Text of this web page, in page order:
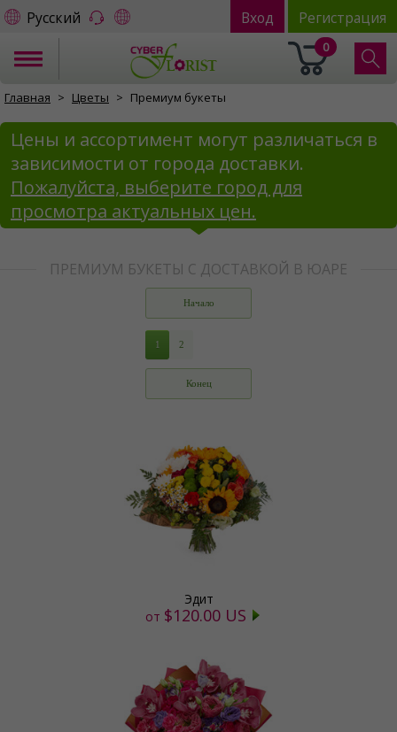
Русский Вход Регистрация
0
Главная Цветы Премиум букеты
Цены и ассортимент могут различаться в
зависимости от города доставки.
Пожалуйста, выберите город для
просмотра актуальных цен.
ПРЕМИУМ БУКЕТЫ С ДОСТАВКОЙ В ЮАРЕ
Начало
1 2
Конец
Эдит
от $120.00 US